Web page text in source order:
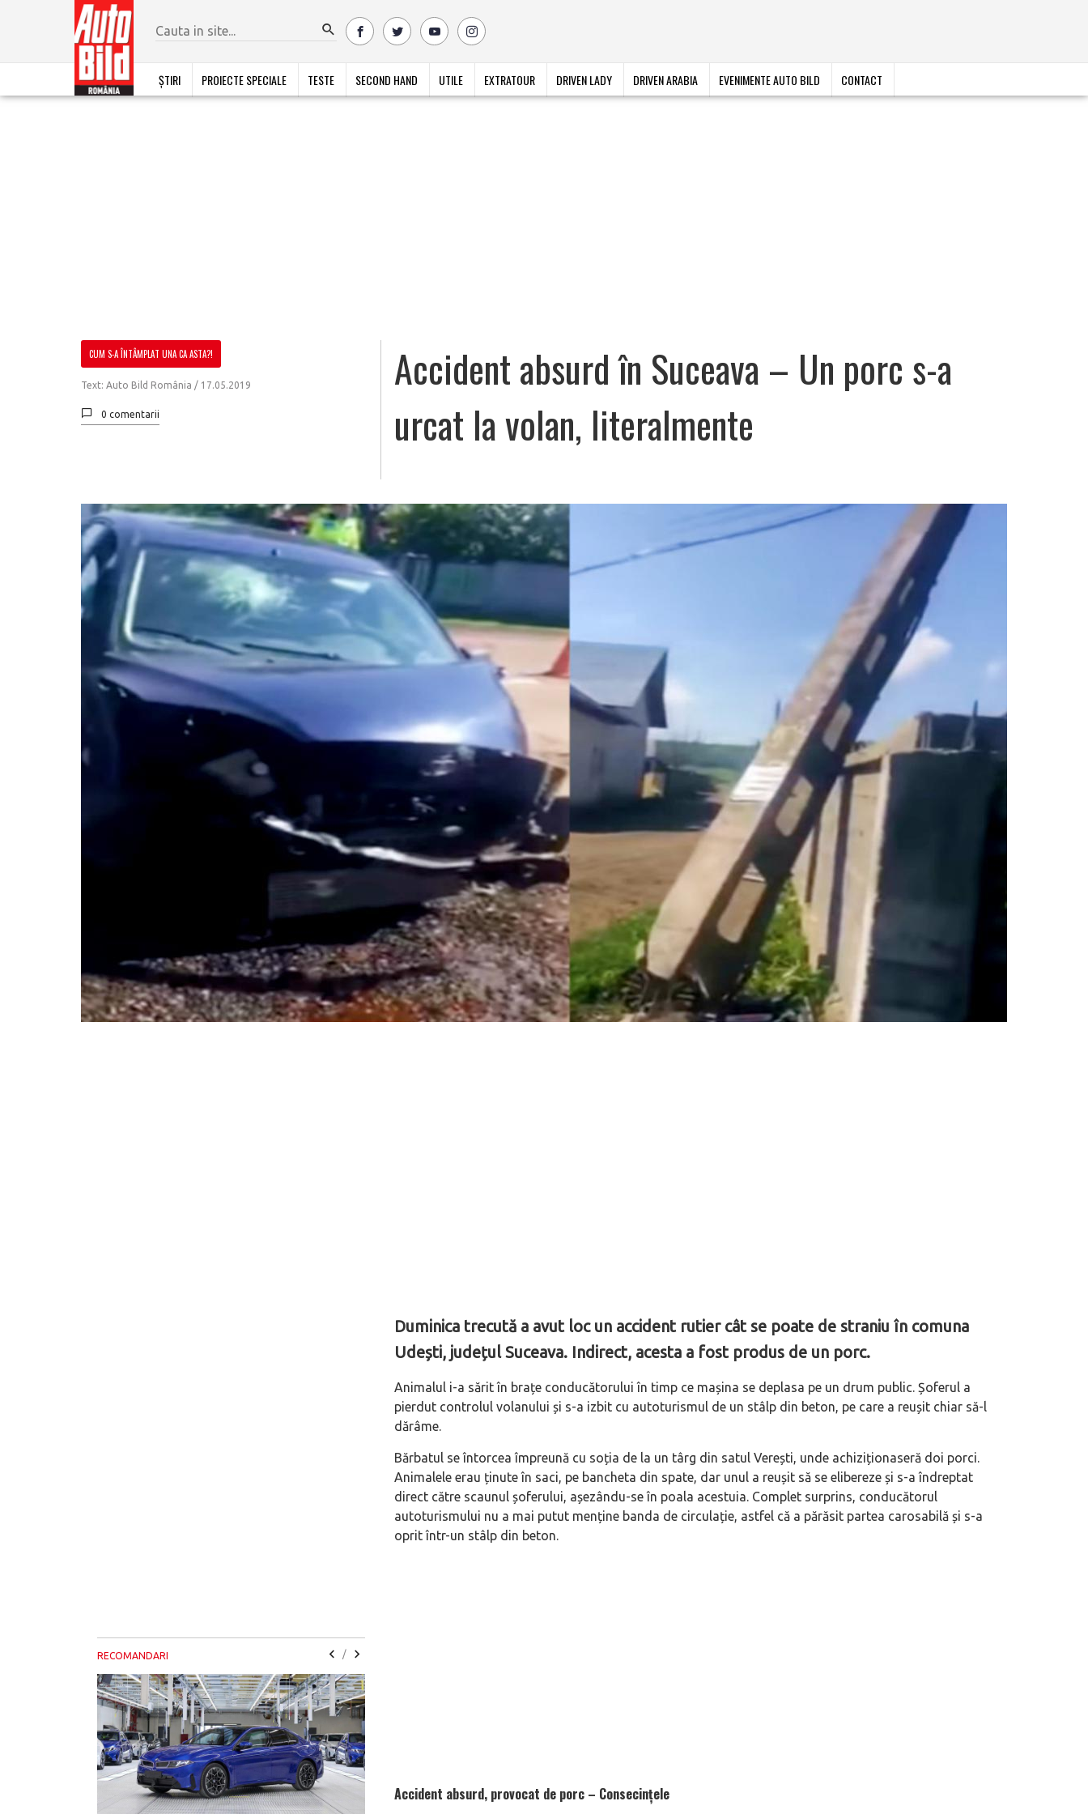
ȘTIRI PROIECTE SPECIALE TESTE SECOND HAND UTILE EXTRATOUR DRIVEN LADY DRIVEN ARABIA EVENIMENTE AUTO BILD CONTACT
CUM S-A ÎNTÂMPLAT UNA CA ASTA?!
Text: Auto Bild România / 17.05.2019
0 comentarii
Accident absurd în Suceava – Un porc s-a
urcat la volan, literalmente
Duminica trecută a avut loc un accident rutier cât se poate de straniu în comuna
Udești, județul Suceava. Indirect, acesta a fost produs de un porc.
Animalul i-a sărit în brațe conducătorului în timp ce mașina se deplasa pe un drum public. Șoferul a
pierdut controlul volanului și s-a izbit cu autoturismul de un stâlp din beton, pe care a reușit chiar să-l
dărâme.
Bărbatul se întorcea împreună cu soția de la un târg din satul Verești, unde achiziționaseră doi porci.
Animalele erau ținute în saci, pe bancheta din spate, dar unul a reușit să se elibereze și s-a îndreptat
direct către scaunul șoferului, așezându-se în poala acestuia. Complet surprins, conducătorul
autoturismului nu a mai putut menține banda de circulație, astfel că a părăsit partea carosabilă și s-a
oprit într-un stâlp din beton.
Accident absurd, provocat de porc – Consecințele
RECOMANDARI /